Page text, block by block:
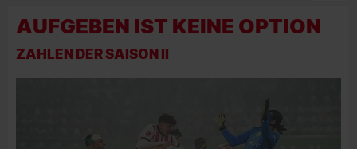
AUFGEBEN IST KEINE OPTION
ZAHLEN DER SAISON II